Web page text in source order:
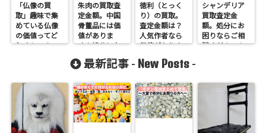
「仏像の買
取」趣味で集
めている仏像
の価値ってど
れくらい？
朱肉の買取査
定金額。中国
骨董品には価
値がありま
す！処分にお
徳利（とっく
り）の買取。
査定金額は？
人気作者なら
価値がありま
シャンデリア
買取査定金
額。処分にお
困りならご相
談ください！
最新記事 - New Posts -